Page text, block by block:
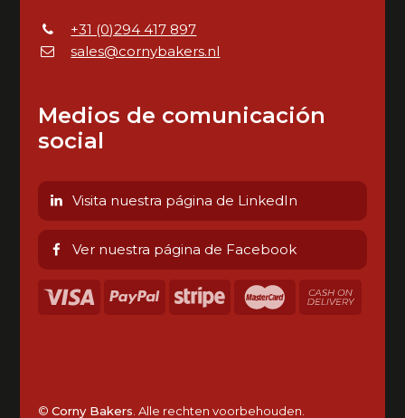
+31 (0)294 417 897
sales@cornybakers.nl
Medios de comunicación
social
Visita nuestra página de LinkedIn
Ver nuestra página de Facebook
©Corny Bakers . Alle rechten voorbehouden.